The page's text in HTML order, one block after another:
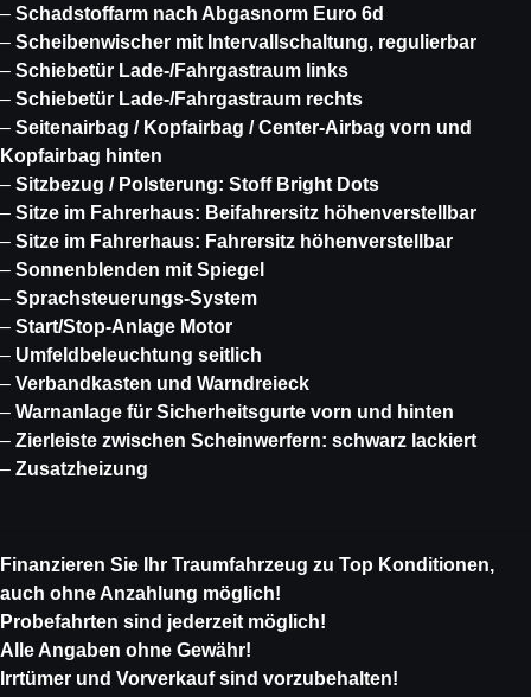
– Schadstoffarm nach Abgasnorm Euro 6d
– Scheibenwischer mit Intervallschaltung, regulierbar
– Schiebetür Lade-/Fahrgastraum links
– Schiebetür Lade-/Fahrgastraum rechts
– Seitenairbag / Kopfairbag / Center-Airbag vorn und
Kopfairbag hinten
– Sitzbezug / Polsterung: Stoff Bright Dots
– Sitze im Fahrerhaus: Beifahrersitz höhenverstellbar
– Sitze im Fahrerhaus: Fahrersitz höhenverstellbar
– Sonnenblenden mit Spiegel
– Sprachsteuerungs-System
– Start/Stop-Anlage Motor
– Umfeldbeleuchtung seitlich
– Verbandkasten und Warndreieck
– Warnanlage für Sicherheitsgurte vorn und hinten
– Zierleiste zwischen Scheinwerfern: schwarz lackiert
– Zusatzheizung
Finanzieren Sie Ihr Traumfahrzeug zu Top Konditionen,
auch ohne Anzahlung möglich!
Probefahrten sind jederzeit möglich!
Alle Angaben ohne Gewähr!
Irrtümer und Vorverkauf sind vorzubehalten!